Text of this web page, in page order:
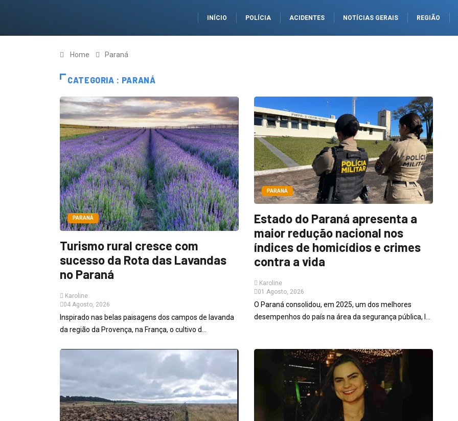
INÍCIO POLÍCIA ACIDENTES NOTÍCIAS GERAIS REGIÃO
Home Paraná
CATEGORIA : PARANÁ
PARANÁ
Turismo rural cresce com
sucesso da Rota das Lavandas
no Paraná
Karoline
04 Agosto, 2026
Inspirado nas belas paisagens dos campos de lavanda
da região da Provença, na França, o cultivo d...
PARANÁ
Estado do Paraná apresenta a
maior redução nacional nos
índices de homicídios e crimes
contra a vida
Karoline
01 Agosto, 2026
O Paraná consolidou, em 2025, um dos melhores
desempenhos do país na área da segurança pública, l...